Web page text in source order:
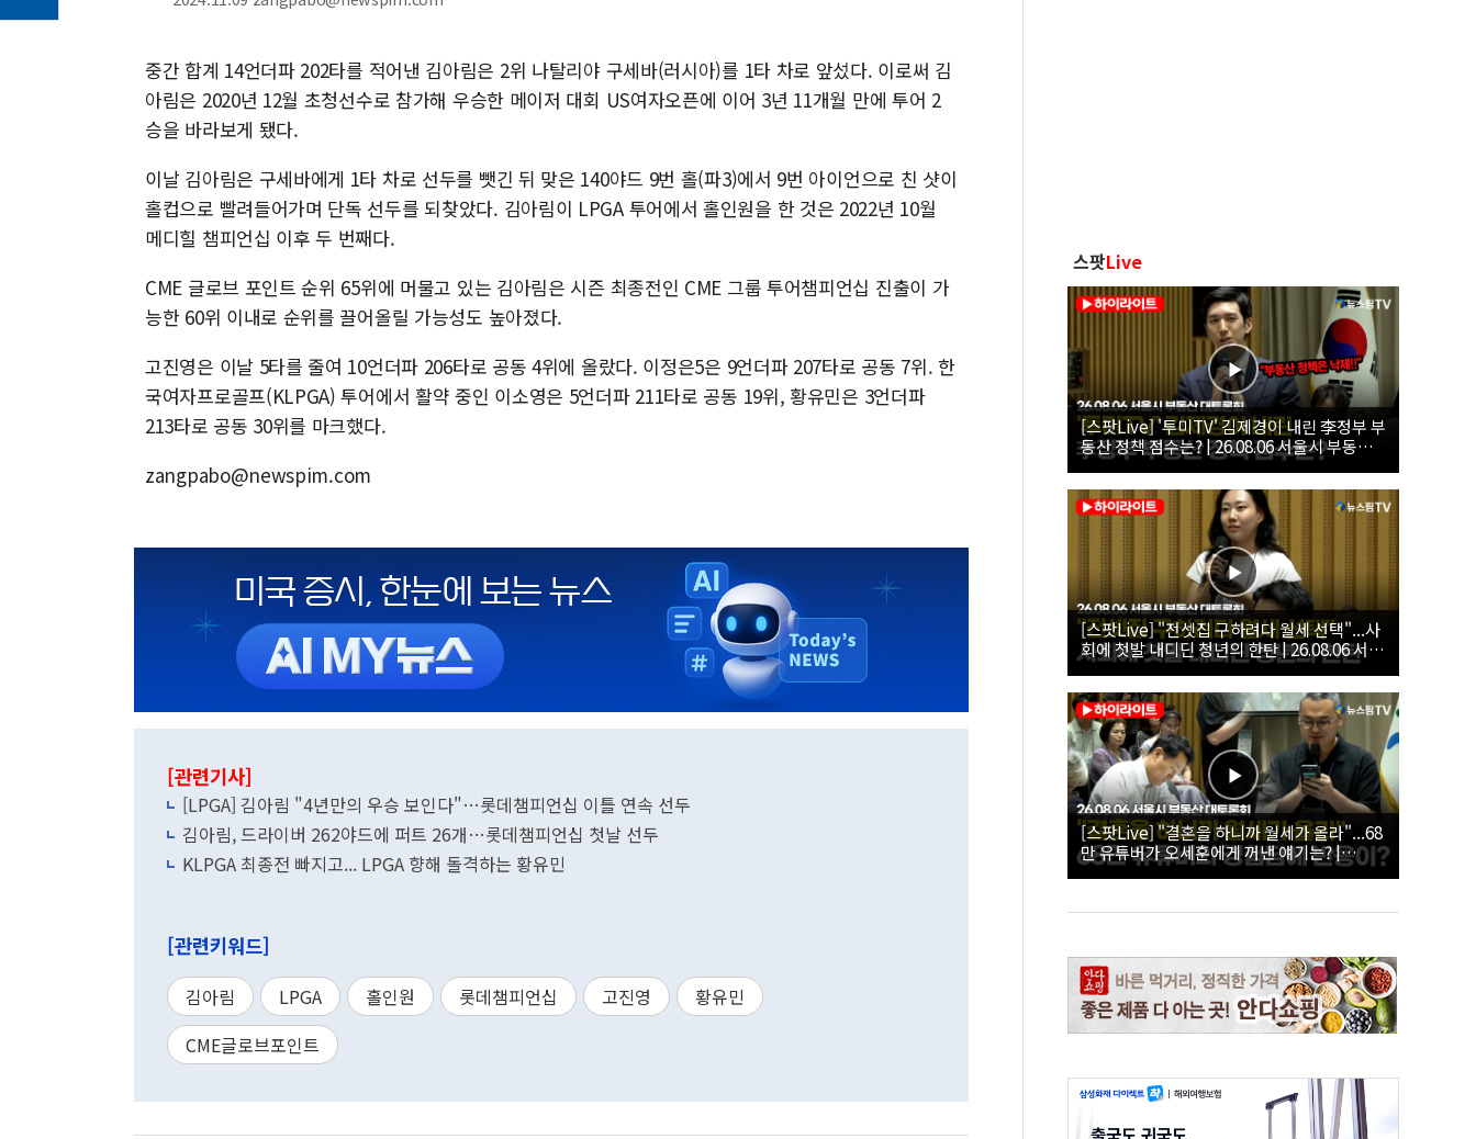
중간 합계 14언더파 202타를 적어낸 김아림은 2위 나탈리야 구세바(러시아)를 1타 차로 앞섰다. 이로써 김
아림은 2020년 12월 초청선수로 참가해 우승한 메이저 대회 US여자오픈에 이어 3년 11개월 만에 투어 2
승을 바라보게 됐다.
이날 김아림은 구세바에게 1타 차로 선두를 뺏긴 뒤 맞은 140야드 9번 홀(파3)에서 9번 아이언으로 친 샷이
홀컵으로 빨려들어가며 단독 선두를 되찾았다. 김아림이 LPGA 투어에서 홀인원을 한 것은 2022년 10월
메디힐 챔피언십 이후 두 번째다.
CME 글로브 포인트 순위 65위에 머물고 있는 김아림은 시즌 최종전인 CME 그룹 투어챔피언십 진출이 가
능한 60위 이내로 순위를 끌어올릴 가능성도 높아졌다.
고진영은 이날 5타를 줄여 10언더파 206타로 공동 4위에 올랐다. 이정은5은 9언더파 207타로 공동 7위. 한
국여자프로골프(KLPGA) 투어에서 활약 중인 이소영은 5언더파 211타로 공동 19위, 황유민은 3언더파
213타로 공동 30위를 마크했다.
zangpabo@newspim.com
[관련기사]
[LPGA] 김아림 "4년만의 우승 보인다"…롯데챔피언십 이틀 연속 선두
김아림, 드라이버 262야드에 퍼트 26개…롯데챔피언십 첫날 선두
KLPGA 최종전 빠지고... LPGA 향해 돌격하는 황유민
[관련키워드]
김아림 LPGA 홀인원 롯데챔피언십 고진영
황유민
CME글로브포인트
스팟Live
[스팟Live] '투미TV' 김제경이 내린 李정부 부
동산 정책 점수는? | 26.08.06 서울시 부동산
대토론회
[스팟Live] "전셋집 구하려다 월세 선택"...사
회에 첫발 내디딘 청년의 한탄 | 26.08.06 서울
시 부동산 대토론회
[스팟Live] "결혼을 하니까 월세가 올라"...68
만 유튜버가 오세훈에게 꺼낸 얘기는? |
26.08.06 서울시 부동산 대토론회